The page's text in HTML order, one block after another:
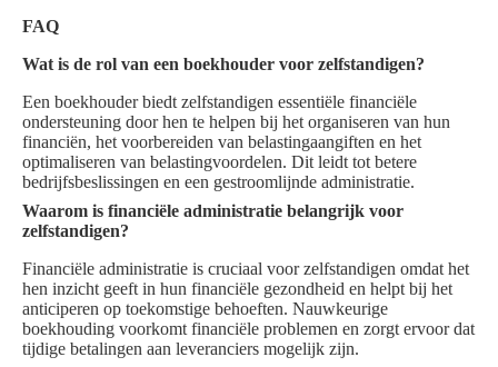
FAQ
Wat is de rol van een boekhouder voor zelfstandigen?
Een boekhouder biedt zelfstandigen essentiële financiële
ondersteuning door hen te helpen bij het organiseren van hun
financiën, het voorbereiden van belastingaangiften en het
optimaliseren van belastingvoordelen. Dit leidt tot betere
bedrijfsbeslissingen en een gestroomlijnde administratie.
Waarom is financiële administratie belangrijk voor
zelfstandigen?
Financiële administratie is cruciaal voor zelfstandigen omdat het
hen inzicht geeft in hun financiële gezondheid en helpt bij het
anticiperen op toekomstige behoeften. Nauwkeurige
boekhouding voorkomt financiële problemen en zorgt ervoor dat
tijdige betalingen aan leveranciers mogelijk zijn.